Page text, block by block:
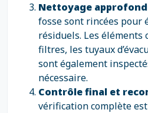
Nettoyage
fosse sont rincées pour
résiduels. Les éléments
filtres, les tuyaux
sont également
nécessaire.
Contrôle final et
vérification complète